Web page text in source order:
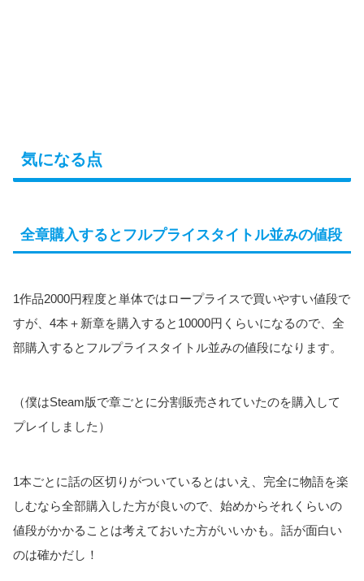
気になる点
全章購入するとフルプライスタイトル並みの値段
1作品2000円程度と単体ではロープライスで買いやすい値段で
すが、4本＋新章を購入すると10000円くらいになるので、全
部購入するとフルプライスタイトル並みの値段になります。
（僕はSteam版で章ごとに分割販売されていたのを購入して
プレイしました）
1本ごとに話の区切りがついているとはいえ、完全に物語を楽
しむなら全部購入した方が良いので、始めからそれくらいの
値段がかかることは考えておいた方がいいかも。話が面白い
のは確かだし！